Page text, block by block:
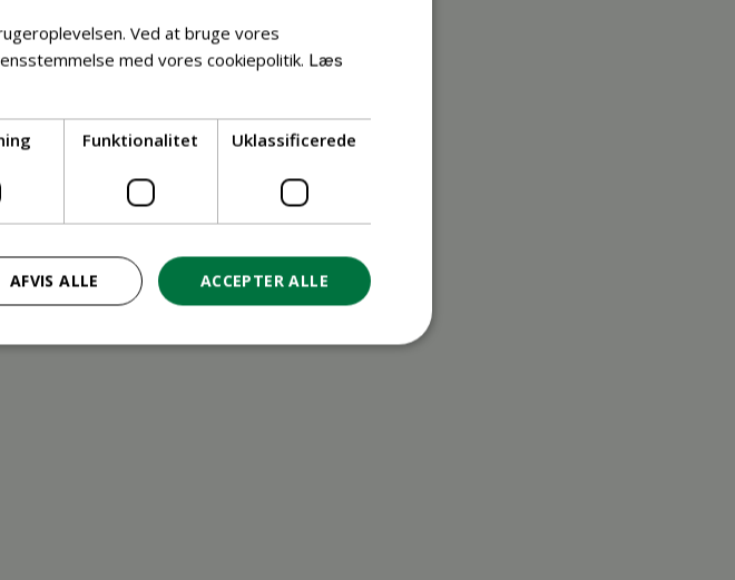
Ved at bruge vores
med vores cookiepolitik. Læs
Funktionalitet Uklassificerede
ACCEPTER ALLE
AFVIS ALLE